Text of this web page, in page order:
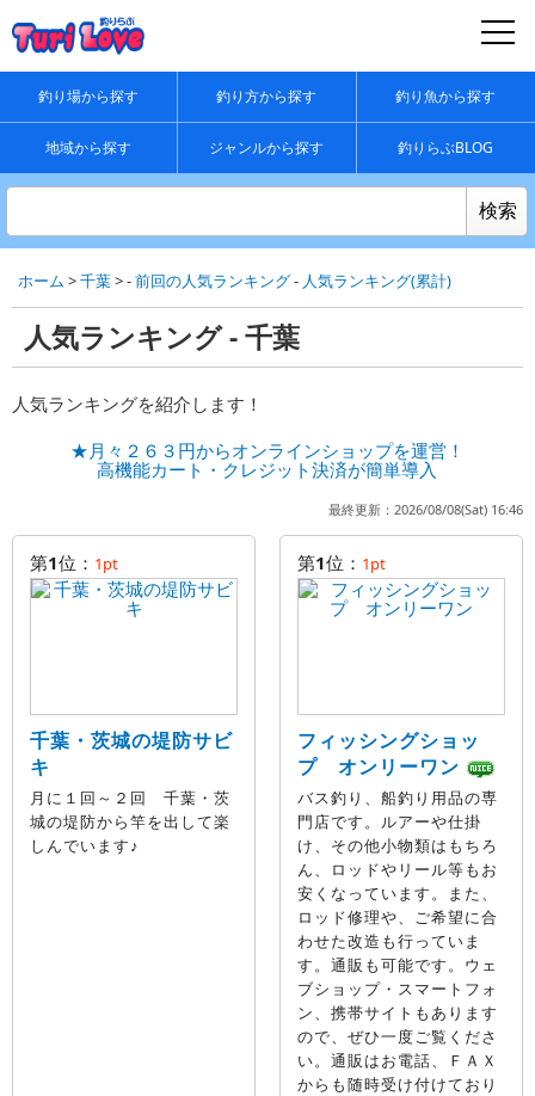
釣り場から探す 釣り方から探す 釣り魚から探す
地域から探す ジャンルから探す 釣りらぶBLOG
ホーム >千葉> -前回の人気ランキング- 人気ランキング(累計)
人気ランキング - 千葉
人気ランキングを紹介します！
★月々２６３円からオンラインショップを運営！
高機能カート・クレジット決済が簡単導入
最終更新：2026/08/08(Sat) 16:46
第1位： 1pt
千葉・茨城の堤防サビ
キ
月に１回～２回 千葉・茨
城の堤防から竿を出して楽
しんでいます♪
第1位： 1pt
フィッシングショッ
プ オンリーワン
バス釣り、船釣り用品の専
門店です。ルアーや仕掛
け、その他小物類はもちろ
ん、ロッドやリール等もお
安くなっています。また、
ロッド修理や、ご希望に合
わせた改造も行っていま
す。通販も可能です。ウェ
ブショップ・スマートフォ
ン、携帯サイトもあります
ので、ぜひ一度ご覧くださ
い。通販はお電話、ＦＡＸ
からも随時受け付けており